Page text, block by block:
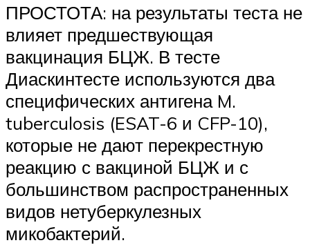
ПРОСТОТА: на результаты теста не
влияет предшествующая
вакцинация БЦЖ. В тесте
Диаскинтесте используются два
специфических антигена M.
tuberculosis (ESAT-6 и CFP-10),
которые не дают перекрестную
реакцию с вакциной БЦЖ и с
большинством распространенных
видов нетуберкулезных
микобактерий.